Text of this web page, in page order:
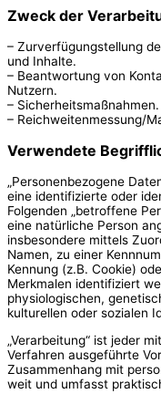
Zweck der
– Zurverfügungstellung
und Inhalte.
– Beantwortung von
Nutzern.
– Sicherheitsmaßnahmen.
– Reichweitenmessung/
Verwendete
„Personenbezogene
eine identifizierte oder
Folgenden „betroffene
eine natürliche Person
insbesondere mittels
Namen, zu einer
Kennung (z.B. Cookie)
Merkmalen identifiziert
physiologischen,
kulturellen oder sozialen
„Verarbeitung“ ist jeder
Verfahren ausgeführte
Zusammenhang mit
weit und umfasst